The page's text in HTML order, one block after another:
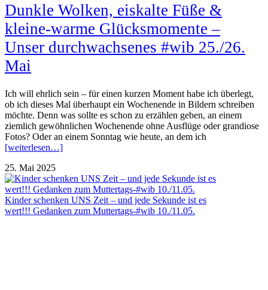
Dunkle Wolken, eiskalte Füße &
kleine-warme Glücksmomente –
Unser durchwachsenes #wib 25./26.
Mai
Ich will ehrlich sein – für einen kurzen Moment habe ich überlegt,
ob ich dieses Mal überhaupt ein Wochenende in Bildern schreiben
möchte. Denn was sollte es schon zu erzählen geben, an einem
ziemlich gewöhnlichen Wochenende ohne Ausflüge oder grandiose
Fotos? Oder an einem Sonntag wie heute, an dem ich
[weiterlesen…]
25. Mai 2025
Kinder schenken UNS Zeit – und jede Sekunde ist es
wert!!! Gedanken zum Muttertags-#wib 10./11.05.